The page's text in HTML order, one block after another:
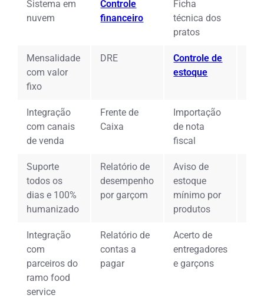
Sistema em
nuvem
Controle
financeiro
Ficha
técnica dos
pratos
Mensalidade
com valor
fixo
DRE
Controle de
estoque
Integração
com canais
de venda
Frente de
Caixa
Importação
de nota
fiscal
Suporte
todos os
dias e 100%
humanizado
Relatório de
desempenho
por garçom
Aviso de
estoque
mínimo por
produtos
Integração
com
parceiros do
ramo food
service
Relatório de
contas a
pagar
Acerto de
entregadores
e garçons